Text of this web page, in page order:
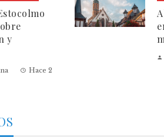
y
Hace 2